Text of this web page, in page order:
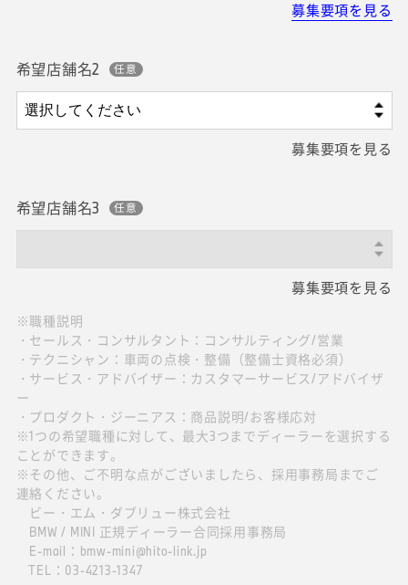
募集要項を見る
希望店舗名2
募集要項を見る
希望店舗名3
募集要項を見る
※職種説明
・セールス・コンサルタント：コンサルティング/営業
・テクニシャン：車両の点検・整備（整備士資格必須）
・サービス・アドバイザー：カスタマーサービス/アドバイザ
ー
・プロダクト・ジーニアス：商品説明/お客様応対
※1つの希望職種に対して、最大3つまでディーラーを選択する
ことができます。
※その他、ご不明な点がございましたら、採用事務局までご
連絡ください。
ビー・エム・ダブリュー株式会社
BMW / MINI 正規ディーラー合同採用事務局
E-mail：bmw-mini@hito-link.jp
TEL：03-4213-1347